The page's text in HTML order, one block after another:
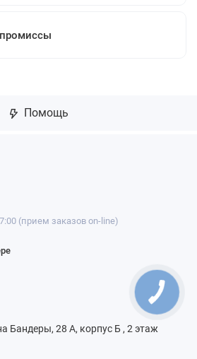
Помощь
(прием заказов on-line)
Бандеры, 28 А, корпус Б , 2 этаж